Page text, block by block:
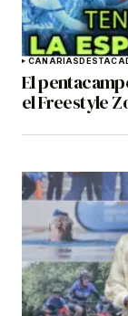
CANARIAS
El
el Freestyle